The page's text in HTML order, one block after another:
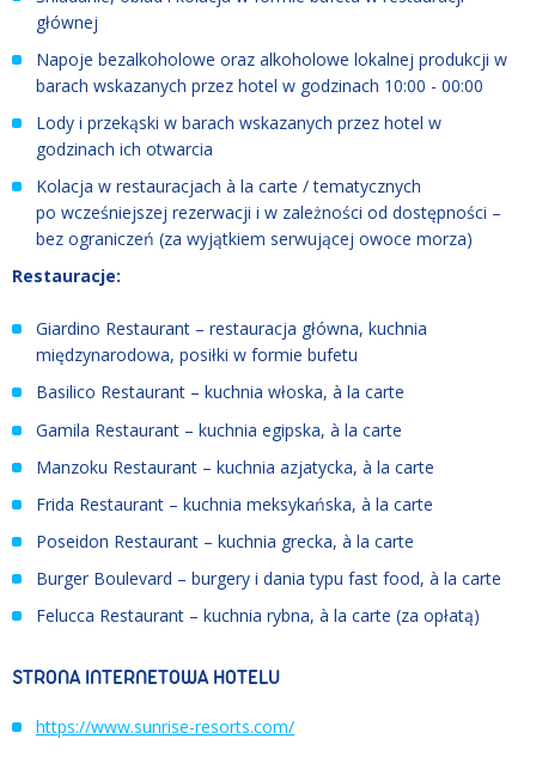
głównej
Napoje bezalkoholowe oraz alkoholowe lokalnej produkcji w
barach wskazanych przez hotel w godzinach 10:00 - 00:00
Lody i przekąski w barach wskazanych przez hotel w
godzinach ich otwarcia
Kolacja w restauracjach à la carte / tematycznych
po wcześniejszej rezerwacji i w zależności od dostępności –
bez ograniczeń (za wyjątkiem serwującej owoce morza)
Restauracje:
Giardino Restaurant – restauracja główna, kuchnia
międzynarodowa, posiłki w formie bufetu
Basilico Restaurant – kuchnia włoska, à la carte
Gamila Restaurant – kuchnia egipska, à la carte
Manzoku Restaurant – kuchnia azjatycka, à la carte
Frida Restaurant – kuchnia meksykańska, à la carte
Poseidon Restaurant – kuchnia grecka, à la carte
Burger Boulevard – burgery i dania typu fast food, à la carte
Felucca Restaurant – kuchnia rybna, à la carte (za opłatą)
STRONA INTERNETOWA HOTELU
https://www.sunrise-resorts.com/